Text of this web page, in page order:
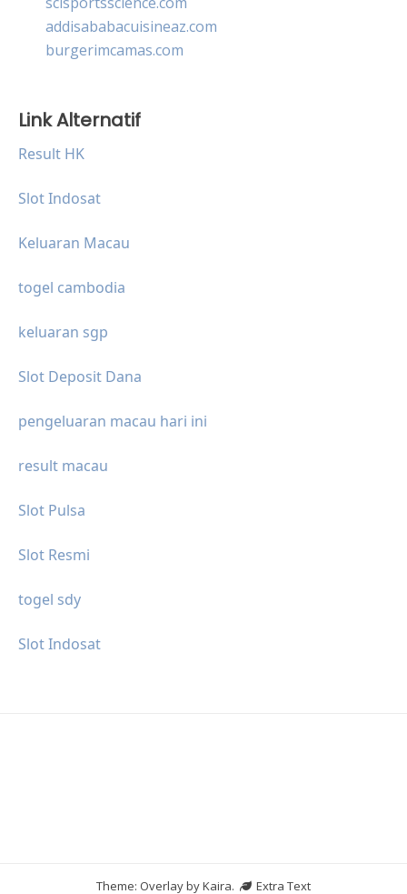
addisababacuisineaz.com
burgerimcamas.com
Link Alternatif
Result HK
Slot Indosat
Keluaran Macau
togel cambodia
keluaran sgp
Slot Deposit Dana
pengeluaran macau hari ini
result macau
Slot Pulsa
Slot Resmi
togel sdy
Slot Indosat
Theme: Overlay byKaira.
Extra Text